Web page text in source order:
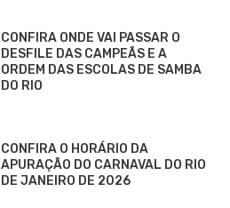
CONFIRA ONDE VAI PASSAR O
DESFILE DAS CAMPEÃS E A
ORDEM DAS ESCOLAS DE SAMBA
DO RIO
CONFIRA O HORÁRIO DA
APURAÇÃO DO CARNAVAL DO RIO
DE JANEIRO DE 2026